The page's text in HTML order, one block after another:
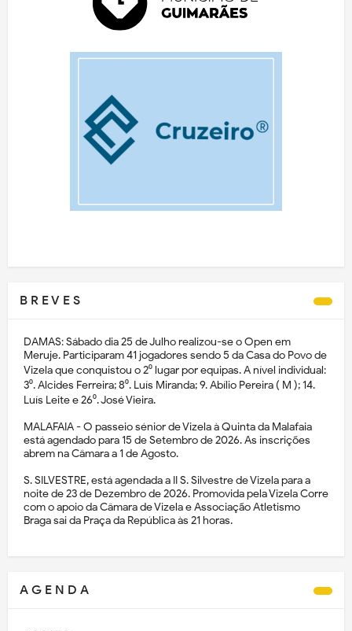
B R E V E S
DAMAS: Sábado dia 25 de Julho realizou-se o Open em
Meruje. Participaram 41 jogadores sendo 5 da Casa do Povo de
Vizela que conquistou o 2⁰ lugar por equipas. A nível individual:
3⁰. Alcides Ferreira; 8⁰. Luís Miranda; 9. Abílio Pereira ( M ); 14.
Luís Leite e 26⁰. José Vieira.
MALAFAIA - O passeio sénior de Vizela à Quinta da Malafaia
está agendado para 15 de Setembro de 2026. As inscrições
abrem na Câmara a 1 de Agosto.
S. SILVESTRE, está agendada a II S. Silvestre de Vizela para a
noite de 23 de Dezembro de 2026. Promovida pela Vizela Corre
com o apoio da Câmara de Vizela e Associação Atletismo
Braga sai da Praça da República às 21 horas.
A G E N D A